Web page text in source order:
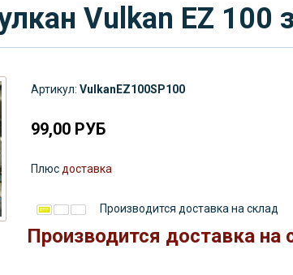
Vulkan EZ 100
Артикул: VulkanEZ100SP100
99,00 РУБ
Плюс доставка
Производится доставка на склад
Производится доставка на